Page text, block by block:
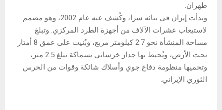
طهران.
وبدأت إيران في بنائه سرا، وكُشف عنه عام 2002، وهو مصمم
لاستيعاب عشرات الآلاف من أجهزة الطرد المركزي. وتبلغ
مساحة المنشأة نحو 2.7 كيلومتر مربع، وبُنيت على عمق 8 أمتار
تحت الأرض، ويُحيط بها جدار خرساني بسماكة تبلغ 2.5 متر،
وتحميها منظومة دفاع جوي وأسلاك شائكة وقوات من الحرس
الثوري الإيراني.